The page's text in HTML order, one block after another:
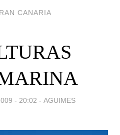
CANARIA
- 20:02 - AGUIMES